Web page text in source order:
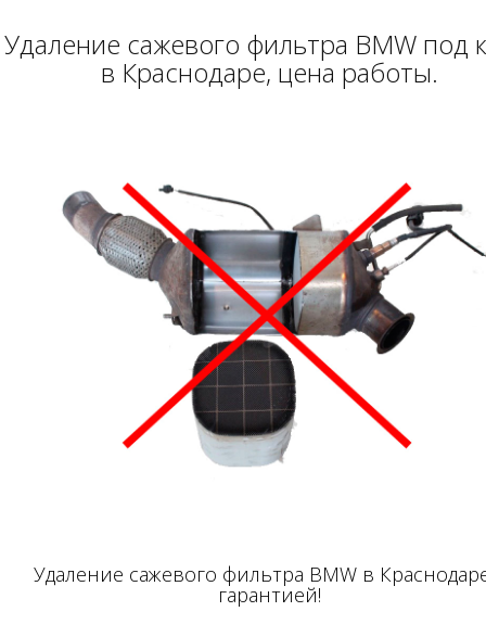
Удаление сажевого фильтра BMW под
в Краснодаре, цена работы.
Удаление сажевого фильтра BMW в
гарантией!